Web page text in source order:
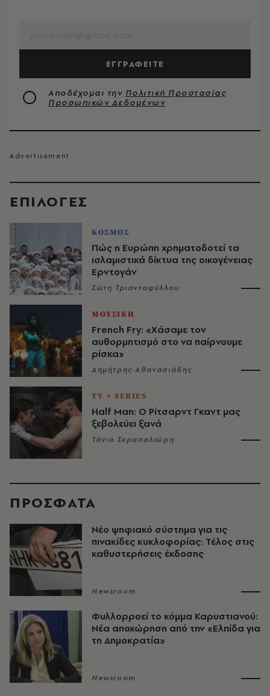
EΠΙΛΟΓΈΣ
ΚΟΣΜΟΣ
Πώς η Ευρώπη χρηματοδοτεί τα
ισλαμιστικά δίκτυα της οικογένειας
Ερντογάν
Σώτη Τριανταφύλλου
ΜΟΥΣΙΚΗ
French Fry: «Χάσαμε τον
αυθορμητισμό στο να παίρνουμε
ρίσκα»
Δημήτρης Αθανασιάδης
TV + SERIES
Half Man: Ο Ρίτσαρντ Γκαντ μας
ξεβολεύει ξανά
Τάνια Σκραπαλιώρη
ΕΓΓΡΑΦΕΙΤΕ
Αποδέχομαι την Πολιτική Προστασίας
Προσωπικών Δεδομένων
ΠΡΟΣΦΑΤΑ
Νέο ψηφιακό σύστημα για τις
πινακίδες κυκλοφορίας: Τέλος στις
καθυστερήσεις έκδοσης
Newsroom
Φυλλορροεί το κόμμα Καρυστιανού:
Νέα αποχώρηση από την «Ελπίδα για
τη Δημοκρατία»
Newsroom